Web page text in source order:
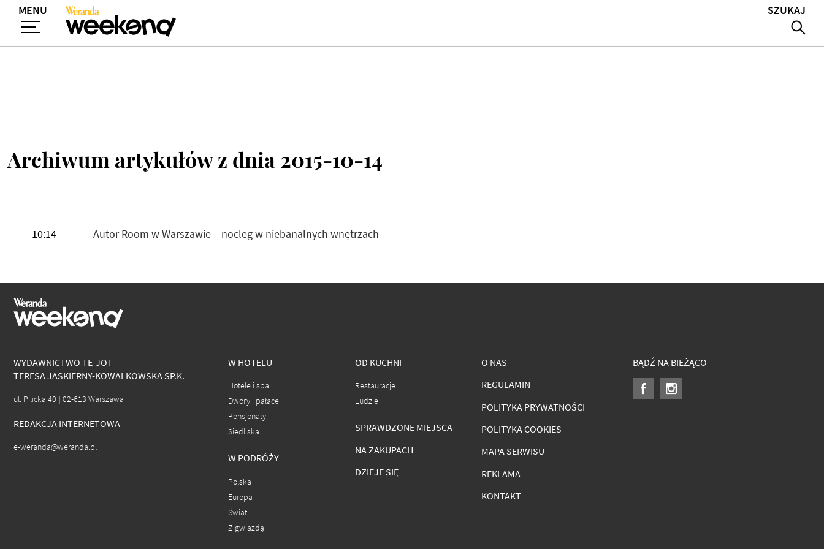
MENU SZUKAJ
Archiwum artykułów z dnia 2015-10-14
10:14 Autor Room w Warszawie – nocleg w niebanalnych wnętrzach
WYDAWNICTWO TE-JOT
TERESA JASKIERNY-KOWALKOWSKA SP.K.
ul. Pilicka 40 | 02-613 Warszawa
REDAKCJA INTERNETOWA
e-weranda@weranda.pl
W HOTELU
Hotele i spa
Dwory i pałace
Pensjonaty
Siedliska
W PODRÓŻY
Polska
Europa
Świat
Z gwiazdą
OD KUCHNI
Restauracje
Ludzie
SPRAWDZONE MIEJSCA
NA ZAKUPACH
DZIEJE SIĘ
O NAS
REGULAMIN
POLITYKA PRYWATNOŚCI
POLITYKA COOKIES
MAPA SERWISU
REKLAMA
KONTAKT
BĄDŹ NA BIEŻĄCO